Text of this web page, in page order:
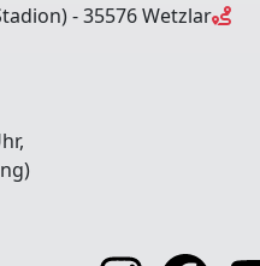
- 35576 Wetzlar